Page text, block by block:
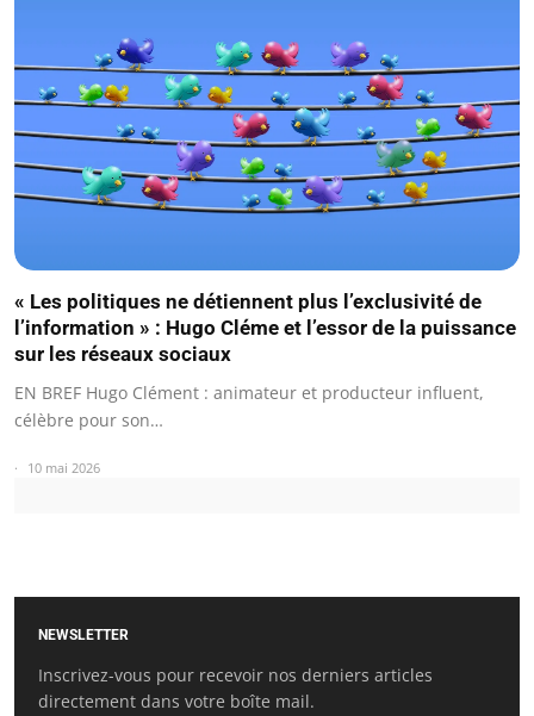
« Les politiques ne détiennent plus l’exclusivité de
l’information » : Hugo Cléme et l’essor de la puissance
sur les réseaux sociaux
EN BREF Hugo Clément : animateur et producteur influent,
célèbre pour son…
10 mai 2026
NEWSLETTER
Inscrivez-vous pour recevoir nos derniers articles
directement dans votre boîte mail.